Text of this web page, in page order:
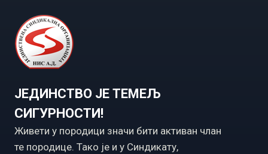
ЈЕДИНСТВО ЈЕ ТЕМЕЉ
СИГУРНОСТИ!
Живети у породици значи бити активан члан
те породице. Тако је и у Синдикату,